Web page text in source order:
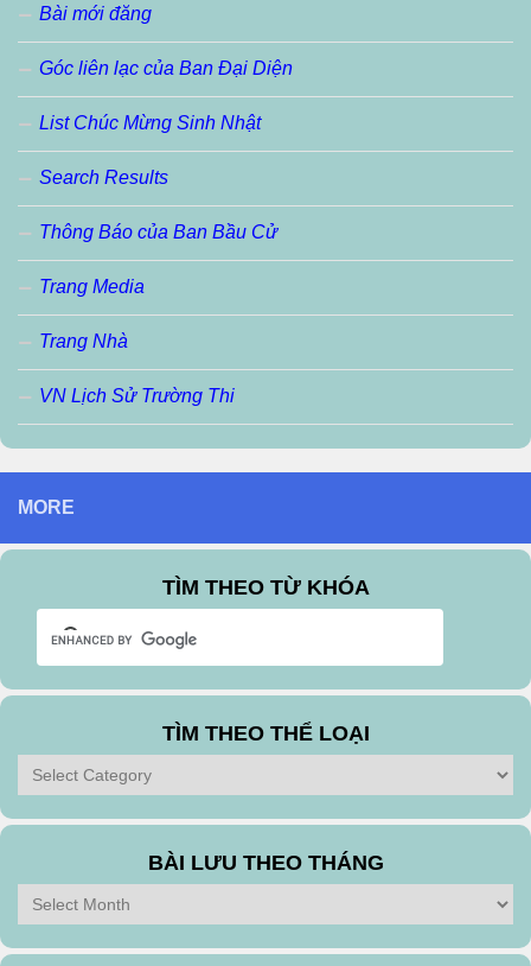
Bài mới đăng
Góc liên lạc của Ban Đại Diện
List Chúc Mừng Sinh Nhật
Search Results
Thông Báo của Ban Bầu Cử
Trang Media
Trang Nhà
VN Lịch Sử Trường Thi
MORE
TÌM THEO TỪ KHÓA
TÌM THEO THỂ LOẠI
Tìm
theo
Thể
BÀI LƯU THEO THÁNG
Bài
Lưu
Theo